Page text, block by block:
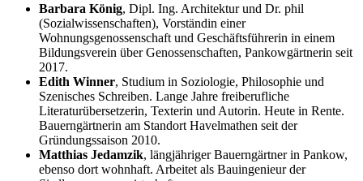
Barbara König, Dipl. Ing. Architektur und Dr. phil
(Sozialwissenschaften), Vorständin einer
Wohnungsgenossenschaft und Geschäftsführerin in einem
Bildungsverein über Genossenschaften, Pankowgärtnerin seit
2017.
Edith Winner, Studium in Soziologie, Philosophie und
Szenisches Schreiben. Lange Jahre freiberufliche
Literaturübersetzerin, Texterin und Autorin. Heute in Rente.
Bauerngärtnerin am Standort Havelmathen seit der
Gründungssaison 2010.
Matthias Jedamzik, längjähriger Bauerngärtner in Pankow,
ebenso dort wohnhaft. Arbeitet als Bauingenieur der